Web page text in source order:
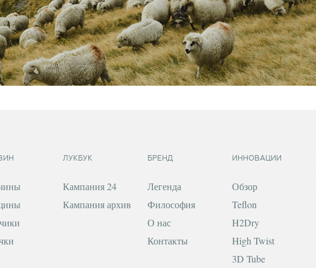
ЛУКБУК
Кампания 24
Кампания архив
БРЕНД
Легенда
Философия
О нас
Контакты
ИННОВАЦИИ
Обзор
Teflon
H2Dry
High Twist
3D Tube